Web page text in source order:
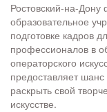
Ростовский-на-
образовательное
подготовке кадров
профессионалов в
операторского
предоставляет
раскрыть свой
искусстве.